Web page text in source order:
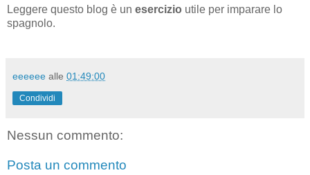
Leggere questo blog è un esercizio utile per imparare lo
spagnolo.
eeeeee alle 01:49:00
Condividi
Nessun commento:
Posta un commento